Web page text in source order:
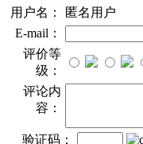
用户名：
匿名用户
E-mail：
评价等
级：
评论内
容：
验证码：